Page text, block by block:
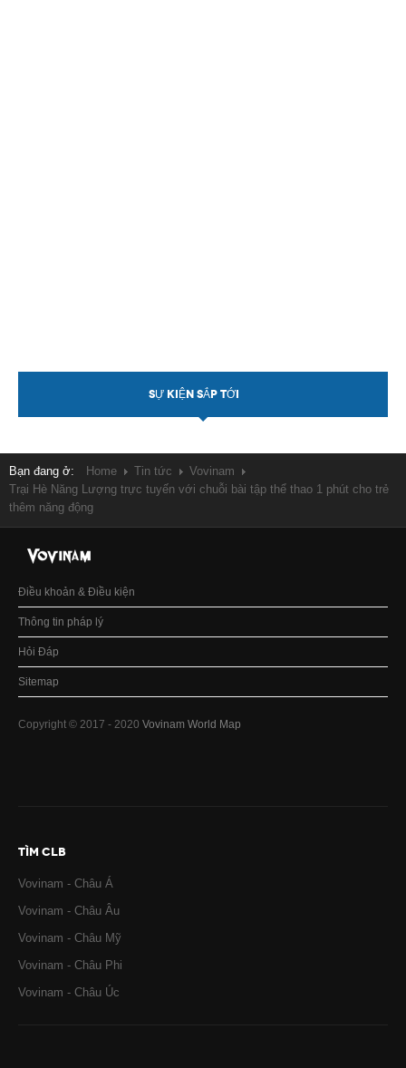
SỰ KIỆN SẮP TỚI
Bạn đang ở: Home Tin tức
Vovinam
Trại Hè Năng Lượng trực tuyến với chuỗi bài tập thể thao 1 phút cho trẻ
thêm năng động
Điều khoản & Điều kiện
Thông tin pháp lý
Hỏi Đáp
Sitemap
Copyright © 2017 - 2020 Vovinam World Map
TÌM CLB
Vovinam - Châu Á
Vovinam - Châu Âu
Vovinam - Châu Mỹ
Vovinam - Châu Phi
Vovinam - Châu Úc